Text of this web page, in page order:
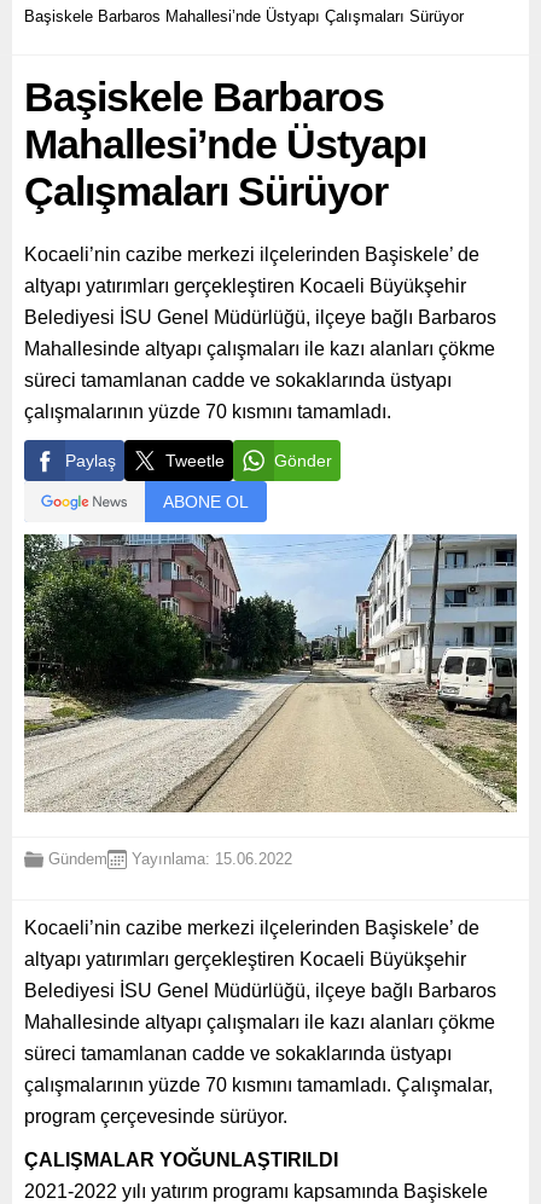
Başiskele Barbaros Mahallesi’nde Üstyapı Çalışmaları Sürüyor
Başiskele Barbaros
Mahallesi’nde Üstyapı
Çalışmaları Sürüyor
Kocaeli’nin cazibe merkezi ilçelerinden Başiskele’ de
altyapı yatırımları gerçekleştiren Kocaeli Büyükşehir
Belediyesi İSU Genel Müdürlüğü, ilçeye bağlı Barbaros
Mahallesinde altyapı çalışmaları ile kazı alanları çökme
süreci tamamlanan cadde ve sokaklarında üstyapı
çalışmalarının yüzde 70 kısmını tamamladı.
Paylaş Tweetle Gönder
ABONE OL
Gündem Yayınlama: 15.06.2022
Kocaeli’nin cazibe merkezi ilçelerinden Başiskele’ de
altyapı yatırımları gerçekleştiren Kocaeli Büyükşehir
Belediyesi İSU Genel Müdürlüğü, ilçeye bağlı Barbaros
Mahallesinde altyapı çalışmaları ile kazı alanları çökme
süreci tamamlanan cadde ve sokaklarında üstyapı
çalışmalarının yüzde 70 kısmını tamamladı. Çalışmalar,
program çerçevesinde sürüyor.
ÇALIŞMALAR YOĞUNLAŞTIRILDI
2021-2022 yılı yatırım programı kapsamında Başiskele